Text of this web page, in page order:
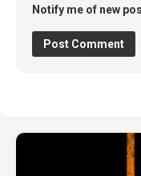
Notify me of new